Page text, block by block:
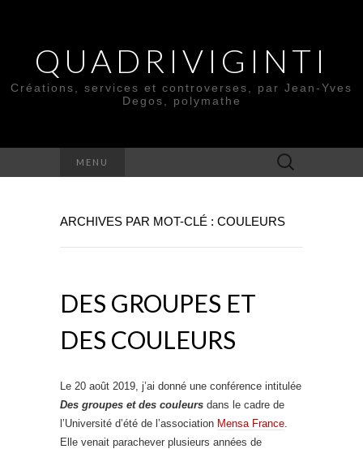
QUADRIVIGINTI
Créations, services et controverses, par Jean-Yves
Degos, polymathe
MENU Rechercher :
ARCHIVES PAR MOT-CLÉ : COULEURS
DES GROUPES ET
DES COULEURS
Le 20 août 2019, j’ai donné une conférence intitulée
Des groupes et des couleurs dans le cadre de
l’Université d’été de l’association Mensa France.
Elle venait parachever plusieurs années de